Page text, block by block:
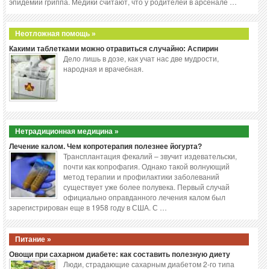
Неотложная помощь »
Какими таблетками можно отравиться случайно: Аспирин
Дело лишь в дозе, как учат нас две мудрости,
народная и врачебная.
Нетрадиционная медицина »
Лечение калом. Чем копротерапия полезнее йогурта?
Трансплантация фекалий – звучит издевательски,
почти как копрофагия. Однако такой волнующий
метод терапии и профилактики заболеваний
существует уже более полувека. Первый случай
официально оправданного лечения калом был
зарегистрирован еще в 1958 году в США. С …
Питание »
Овощи при сахарном диабете: как составить полезную диету
Люди, страдающие сахарным диабетом 2-го типа